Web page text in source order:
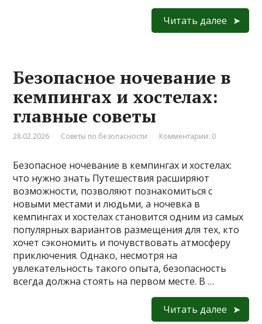
Читать далее
Безопасное ночевание в
кемпингах и хостелах:
главные советы
28.02.2026 Советы по безопасности Комментарии: 0
Безопасное ночевание в кемпингах и хостелах:
что нужно знать Путешествия расширяют
возможности, позволяют познакомиться с
новыми местами и людьми, а ночевка в
кемпингах и хостелах становится одним из самых
популярных вариантов размещения для тех, кто
хочет сэкономить и почувствовать атмосферу
приключения. Однако, несмотря на
увлекательность такого опыта, безопасность
всегда должна стоять на первом месте. В …
Читать далее